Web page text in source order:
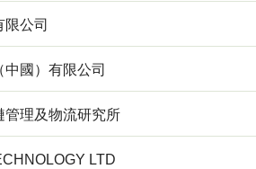
公司
國）有限公司
管理及物流研究所
LTD